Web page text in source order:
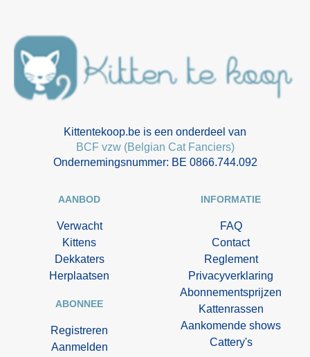
Kittentekoop.be is een onderdeel van
BCF vzw (Belgian Cat Fanciers)
Ondernemingsnummer: BE 0866.744.092
AANBOD
Verwacht
Kittens
Dekkaters
Herplaatsen
ABONNEE
Registreren
Aanmelden
INFORMATIE
FAQ
Contact
Reglement
Privacyverklaring
Abonnementsprijzen
Kattenrassen
Aankomende shows
Cattery's